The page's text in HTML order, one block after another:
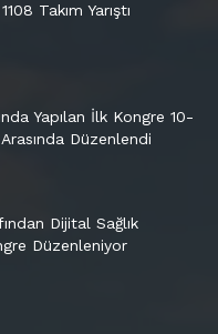
Takım Yarıştı
Yapılan İlk Kongre 10-
Düzenlendi
Dijital Sağlık
Düzenleniyor